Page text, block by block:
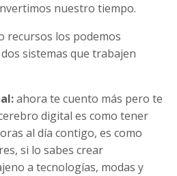
nuestro tiempo.
recursos los podemos
sistemas que trabajen
ahora te cuento más pero te
digital es como tener
al día contigo, es como
si lo sabes crear
a tecnologías, modas y